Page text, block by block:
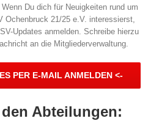
Du dich für Neuigkeiten rund um
Ochenbruck 21/25 e.V. interessierst,
Updates anmelden. Schreibe hierzu
an die Mitgliederverwaltung.
PER E-MAIL ANMELDEN <-
Abteilungen: